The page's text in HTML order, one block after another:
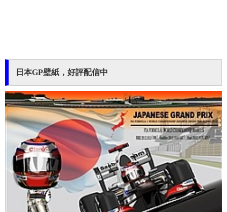
日本GP壁紙，好評配信中